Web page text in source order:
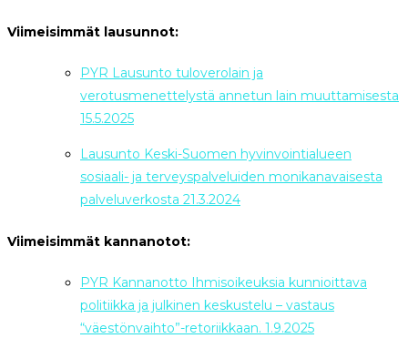
Viimeisimmät lausunnot:
PYR Lausunto tuloverolain ja
verotusmenettelystä annetun lain muuttamisesta
15.5.2025
Lausunto Keski-Suomen hyvinvointialueen
sosiaali- ja terveyspalveluiden monikanavaisesta
palveluverkosta 21.3.2024
Viimeisimmät kannanotot:
PYR Kannanotto Ihmisoikeuksia kunnioittava
politiikka ja julkinen keskustelu – vastaus
“väestönvaihto”-retoriikkaan. 1.9.2025